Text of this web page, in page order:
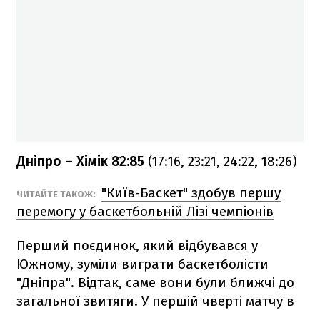
Дніпро – Хімік 82:85 (17:16, 23:21, 24:22, 18:26)
ЧИТАЙТЕ ТАКОЖ:
"Київ-Баскет" здобув першу
перемогу у баскетбольній Лізі чемпіонів
Перший поєдинок, який відбувався у
Южному, зуміли виграти баскетболісти
"Дніпра". Відтак, саме вони були ближчі до
загальної звитяги. У першій чверті матчу в